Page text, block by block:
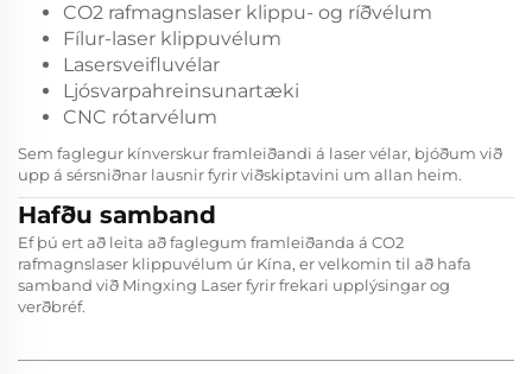
CO2 rafmagnslaser klippu- og ríðvélum
Fílur-laser klippuvélum
Lasersveifluvélar
Ljósvarpahreinsunartæki
CNC rótarvélum
Sem faglegur kínverskur framleiðandi á laser vélar, bjóðum við
upp á sérsniðnar lausnir fyrir viðskiptavini um allan heim.
Hafðu samband
Ef þú ert að leita að faglegum framleiðanda á CO2
rafmagnslaser klippuvélum úr Kína, er velkomin til að hafa
samband við Mingxing Laser fyrir frekari upplýsingar og
verðbréf.